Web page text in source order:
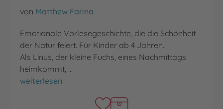
von Matthew Farina
Emotionale Vorlesegeschichte, die die Schönheit
der Natur feiert. Für Kinder ab 4 Jahren.
Als Linus, der kleine Fuchs, eines Nachmittags
heimkommt, …
Es ist Herbst, kleiner Fuchs
weiterlesen